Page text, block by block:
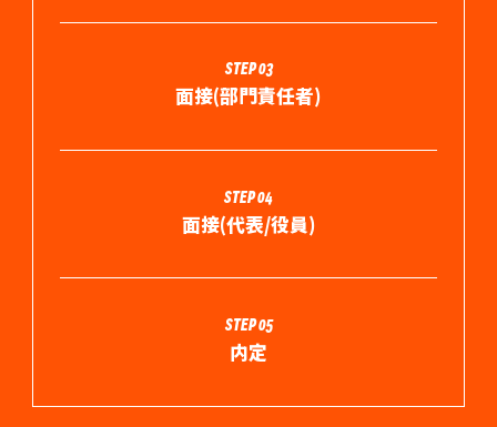
STEP 03
面接(部門責任者)
STEP 04
面接(代表/役員)
STEP 05
内定